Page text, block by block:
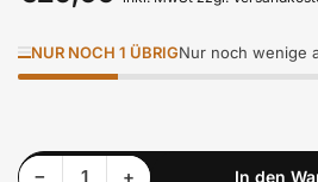
NUR NOCH 1 ÜBRIGNur noch wenige
−Menge reduzieren für Honda VF400 VT500 1Satz EBC FA80/2 Bremsklötze NEU +Menge erhöhen für Honda VF400 VT500 1Satz EBC FA80/2 Bremsklötze NEU In den